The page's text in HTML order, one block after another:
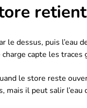
le dessus, puis
capte les
le store reste
il peut salir l’eau